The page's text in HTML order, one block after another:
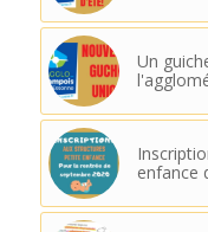
Un
enfance